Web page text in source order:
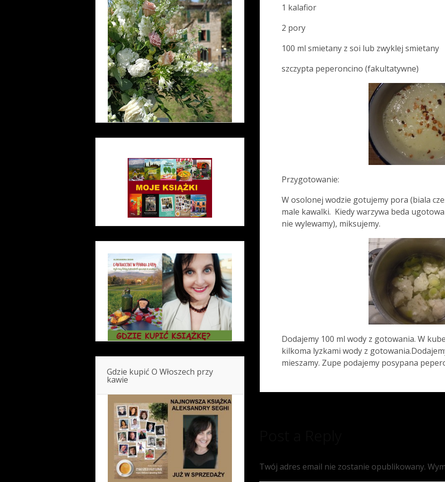
1 kalafior
2 pory
100 ml smietany z soi lub zwyklej smietany
szczypta peperoncino (fakultatywne)
Przygotowanie:
W osolonej wodzie gotujemy pora (biala
male kawalki. Kiedy warzywa beda
nie wylewamy), miksujemy.
Dodajemy 100 ml wody z gotowania. W
kilkoma lyzkami wody z
mieszamy. Zupe podajemy posypana
Twój adres email nie zostanie opublikowany.
Gdzie kupić O Włoszech przy
kawie